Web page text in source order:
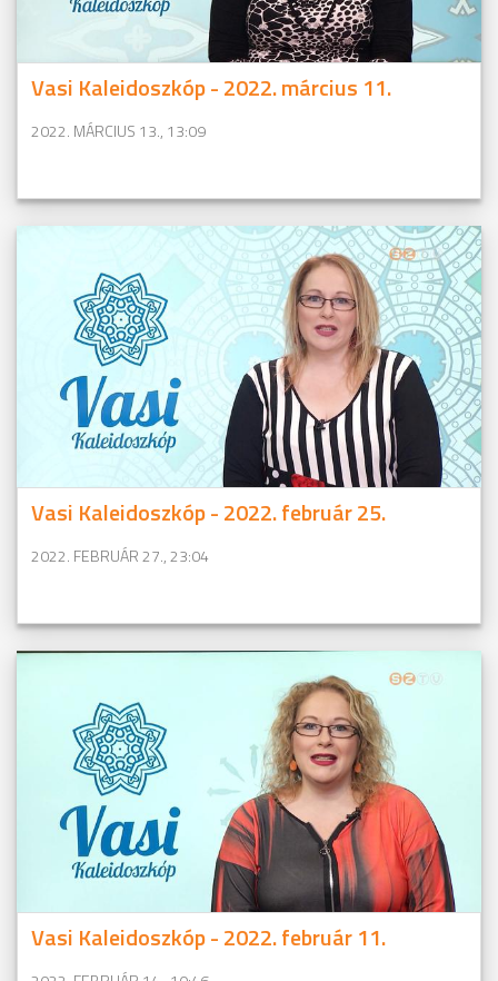
Vasi Kaleidoszkóp - 2022. március 11.
2022. MÁRCIUS 13., 13:09
Vasi Kaleidoszkóp - 2022. február 25.
2022. FEBRUÁR 27., 23:04
Vasi Kaleidoszkóp - 2022. február 11.